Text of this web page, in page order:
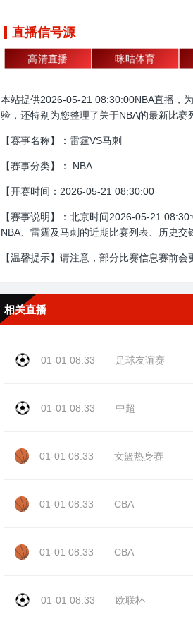
直播信号源
高清直播 咪咕体育
本站提供2026-05-21 08:30:00NBA直播，
验，还特别为您整理了关于NBA的最新比赛
【赛事名称】：雷霆VS马刺
【赛事分类】： NBA
【开赛时间：2026-05-21 08:30:00
【赛事说明】：北京时间2026-05-21
NBA、雷霆及马刺的近期比赛列表、历史交
【温馨提示】请注意，部分比赛信息赛前
相关直播
01-01 08:33 足球友谊赛
01-01 08:33 中超
01-01 08:33 女篮热身赛
01-01 08:33 CBA
01-01 08:33 CBA
01-01 08:33 欧联杯